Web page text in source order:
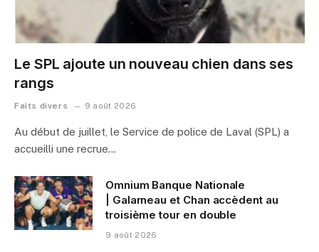
Le SPL ajoute un nouveau chien dans ses
rangs
Faits divers 9 août 2026
Au début de juillet, le Service de police de Laval (SPL) a
accueilli une recrue…
Omnium Banque Nationale
| Galarneau et Chan accèdent au
troisième tour en double
9 août 2026